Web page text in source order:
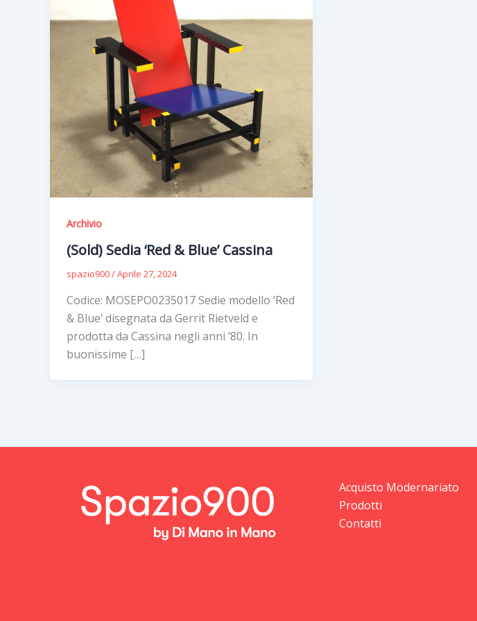
Archivio
(Sold) Sedia ‘Red & Blue’ Cassina
spazio900/Aprile 27, 2024
Codice: MOSEPO0235017 Sedie modello ‘Red
& Blue’ disegnata da Gerrit Rietveld e
prodotta da Cassina negli anni ’80. In
buonissime […]
Acquisto Modernariato
Prodotti
Contatti